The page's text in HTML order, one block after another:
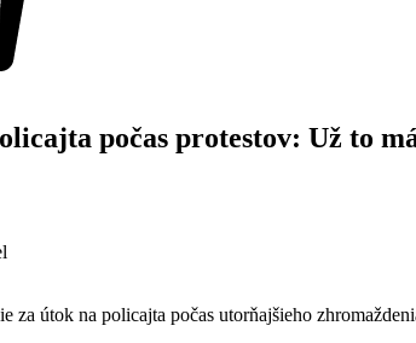
počas protestov: Už to
za útok na policajta počas utorňajšieho